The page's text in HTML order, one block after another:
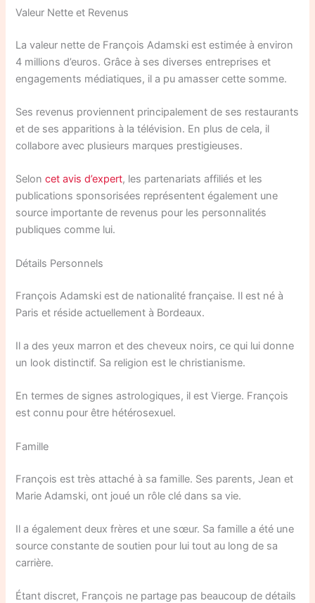
Valeur Nette et Revenus
La valeur nette de François Adamski est estimée à environ
4 millions d’euros. Grâce à ses diverses entreprises et
engagements médiatiques, il a pu amasser cette somme.
Ses revenus proviennent principalement de ses restaurants
et de ses apparitions à la télévision. En plus de cela, il
collabore avec plusieurs marques prestigieuses.
Seloncet avis d’expert, les partenariats affiliés et les
publications sponsorisées représentent également une
source importante de revenus pour les personnalités
publiques comme lui.
Détails Personnels
François Adamski est de nationalité française. Il est né à
Paris et réside actuellement à Bordeaux.
Il a des yeux marron et des cheveux noirs, ce qui lui donne
un look distinctif. Sa religion est le christianisme.
En termes de signes astrologiques, il est Vierge. François
est connu pour être hétérosexuel.
Famille
François est très attaché à sa famille. Ses parents, Jean et
Marie Adamski, ont joué un rôle clé dans sa vie.
Il a également deux frères et une sœur. Sa famille a été une
source constante de soutien pour lui tout au long de sa
carrière.
Étant discret, François ne partage pas beaucoup de détails